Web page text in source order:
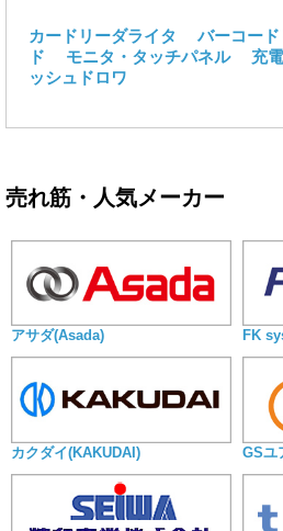
カードリーダライタ バーコー
ド
モニタ・タッチパネル 充
ッシュドロワ
売れ筋・人気メーカー
アサダ(Asada) FK
カクダイ(KAKUDAI) GSユ